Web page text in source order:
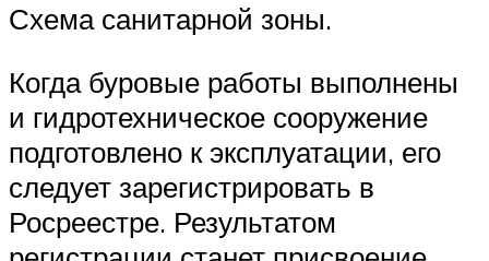
Схема санитарной зоны.
Когда буровые работы выполнены
и гидротехническое сооружение
подготовлено к эксплуатации, его
следует зарегистрировать в
Росреестре. Результатом